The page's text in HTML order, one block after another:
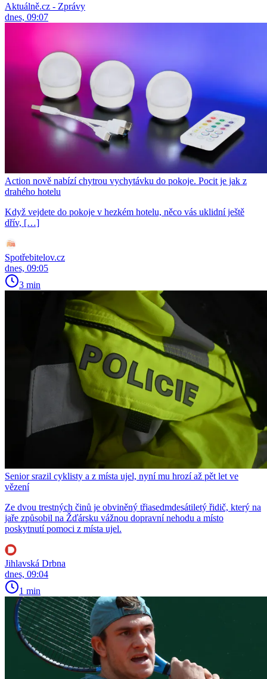
Aktuálně.cz - Zprávy
dnes, 09:07
Action nově nabízí chytrou vychytávku do pokoje. Pocit je jak z
drahého hotelu
Když vejdete do pokoje v hezkém hotelu, něco vás uklidní ještě
dřív, […]
Spotřebitelov.cz
dnes, 09:05
3 min
Senior srazil cyklisty a z místa ujel, nyní mu hrozí až pět let ve
vězení
Ze dvou trestných činů je obviněný třiasedmdesátiletý řidič, který na
jaře způsobil na Žďársku vážnou dopravní nehodu a místo
poskytnutí pomoci z místa ujel.
Jihlavská Drbna
dnes, 09:04
1 min